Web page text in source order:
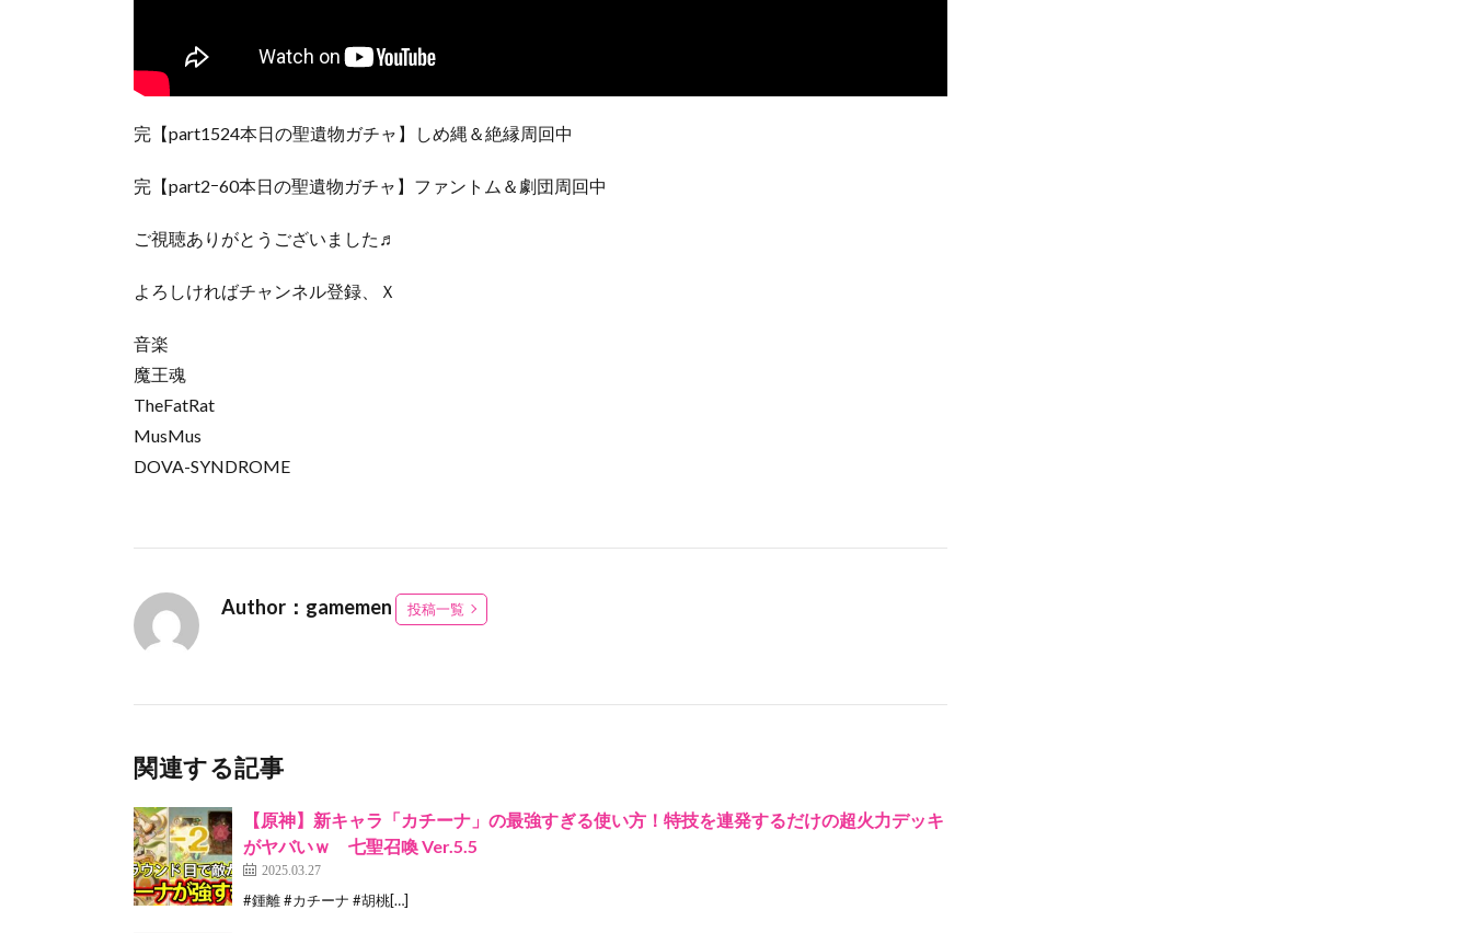
完【part1524本日の聖遺物ガチャ】しめ縄＆絶縁周回中
完【part2ｰ60本日の聖遺物ガチャ】ファントム＆劇団周回中
ご視聴ありがとうございました♬
よろしければチャンネル登録、Ｘ
音楽
魔王魂
TheFatRat
MusMus
DOVA-SYNDROME
Author：gamemen 投稿一覧
関連する記事
【原神】新キャラ「カチーナ」の最強すぎる使い方！特技を連発するだけの超火力デッキ
がヤバいｗ 七聖召喚 Ver.5.5
2025.03.27
#鍾離 #カチーナ #胡桃[…]